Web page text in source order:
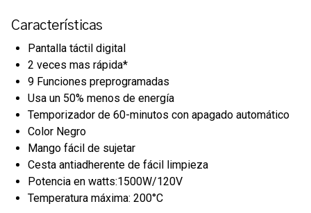
Características
Pantalla táctil digital
2 veces mas rápida*
9 Funciones preprogramadas
Usa un 50% menos de energía
Temporizador de 60-minutos con apagado automático
Color Negro
Mango fácil de sujetar
Cesta antiadherente de fácil limpieza
Potencia en watts:1500W/120V
Temperatura máxima: 200°C